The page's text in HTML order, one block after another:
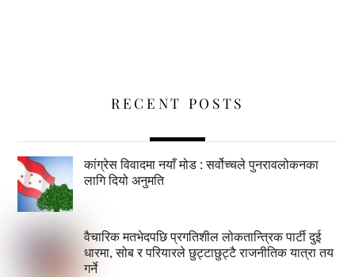
RECENT POSTS
कांग्रेस विवादमा नयाँ मोड : सर्वोच्चले पुनरावलोकनका
लागि दियो अनुमति
वैचारिक मतभेदपछि प्रगतिशील लोकतान्त्रिक पार्टी दुई
धारमा, सोब र परियारले छुट्टाछुट्टै राजनीतिक यात्रा तय
गर्ने